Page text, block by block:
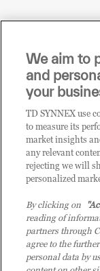
Sei un
i
We aim to
and
your
TD SYNNEX use
to measure its
market insights
any relevant
rejecting we will
personalized
By clicking on
reading of
partners through
agree to the
personal data by